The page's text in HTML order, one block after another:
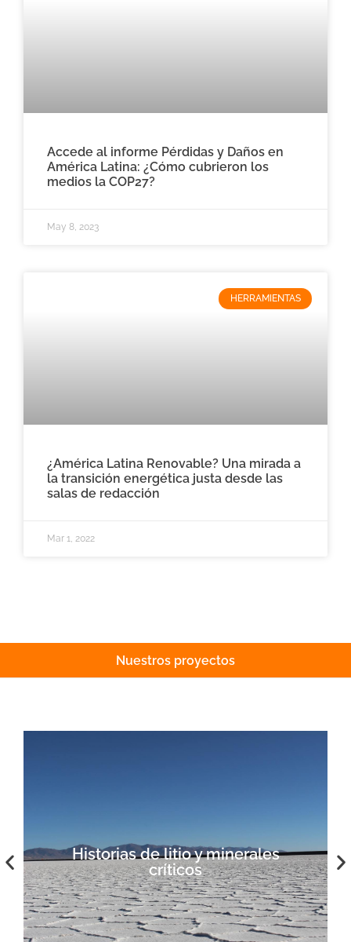
Accede al informe Pérdidas y Daños en
América Latina: ¿Cómo cubrieron los
medios la COP27?
May 8, 2023
HERRAMIENTAS
¿América Latina Renovable? Una mirada a
la transición energética justa desde las
salas de redacción
Mar 1, 2022
Nuestros proyectos
Historias de litio y minerales
críticos